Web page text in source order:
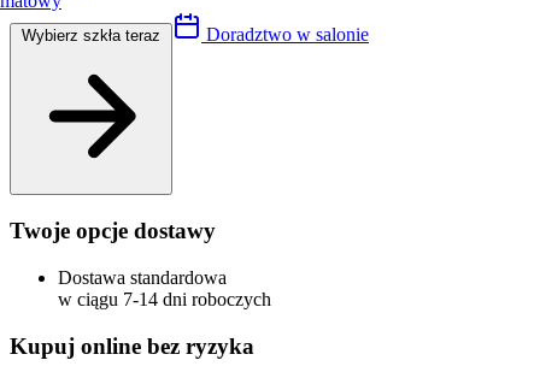
Doradztwo w salonie
Twoje opcje dostawy
Dostawa standardowa
w ciągu 7-14 dni roboczych
Kupuj online bez ryzyka